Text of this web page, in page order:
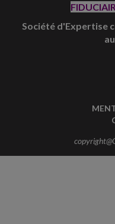
Société d'Expertise